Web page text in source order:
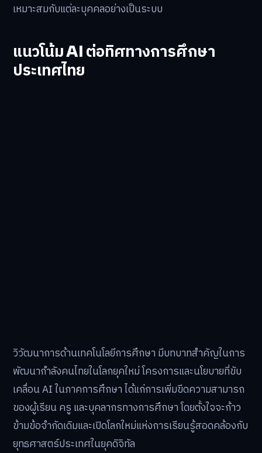
เหมาะสมกับแต่ละบุคคลอย่างเป็นระบบ
แนวโน้ม AI ต่อทิศทางการศึกษา
ประเทศไทย
วิวัฒนาการด้านเทคโนโลยีการศึกษา มีบทบาทสำคัญในการ
พัฒนากำลังคนไทยในโลกยุคใหม่ โครงการและนโยบายที่ขับ
เคลื่อน AI ในภาคการศึกษา ได้แก่การเพิ่มขีดความสามารถ
ของผู้เรียน ครู และบุคลากรทางการศึกษา โดยตั้งใจจะก้าว
ข้ามข้อจำกัดเดิมและเปิดโลกใหม่แห่งการเรียนรู้สอดคล้องกับ
ยุทธศาสตร์ประเทศในยุคดิจิทัล